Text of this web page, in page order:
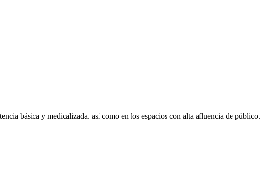
básica y medicalizada, así como en los espacios con alta afluencia de público.